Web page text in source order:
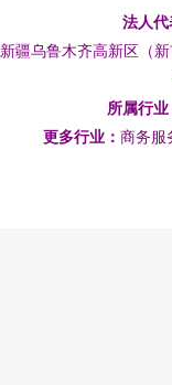
法人代
新疆乌鲁木齐高新区（
所属行业
更多行业： 商务服